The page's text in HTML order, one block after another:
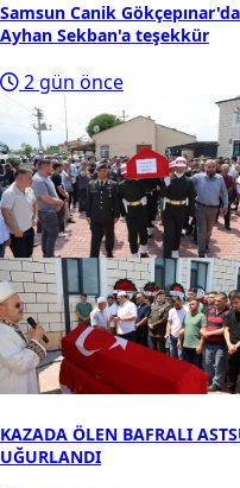
Samsun Canik
Ayhan Sekban'a teşekkür
2 gün önce
KAZADA ÖLEN BAFRALI
UĞURLANDI